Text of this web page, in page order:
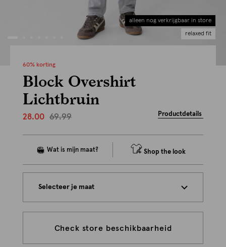
alleen nog verkrijgbaar in store
relaxed fit
60% korting
Block Overshirt
Lichtbruin
28.00 69.99 Productdetails
Shop the look
Selecteer je maat
Check store beschikbaarheid